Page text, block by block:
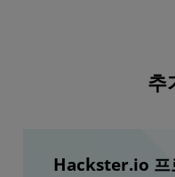
추
Hackster.io 프